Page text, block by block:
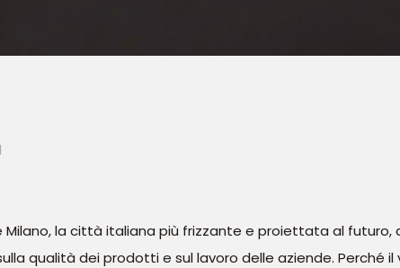
la città italiana più frizzante e proiettata al
qualità dei prodotti e sul lavoro delle aziende.